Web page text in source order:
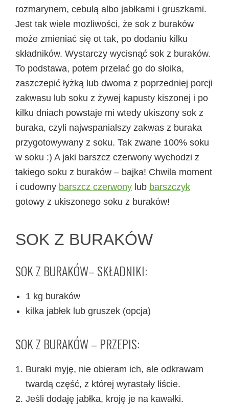
rozmarynem, cebulą albo jabłkami i gruszkami.
Jest tak wiele mozliwości, że sok z buraków
może zmieniać się ot tak, po dodaniu kilku
składników. Wystarczy wycisnąć sok z buraków.
To podstawa, potem przelać go do słoika,
zaszczepić łyżką lub dwoma z poprzedniej porcji
zakwasu lub soku z żywej kapusty kiszonej i po
kilku dniach powstaje mi wtedy ukiszony sok z
buraka, czyli najwspanialszy zakwas z buraka
przygotowywany z soku. Tak zwane 100% soku
w soku :) A jaki barszcz czerwony wychodzi z
takiego soku z buraków – bajka! Chwila moment
i cudowny barszcz czerwony lub barszczyk
gotowy z ukiszonego soku z buraków!
SOK Z BURAKÓW
SOK Z BURAKÓW– SKŁADNIKI:
1 kg buraków
kilka jabłek lub gruszek (opcja)
SOK Z BURAKÓW – PRZEPIS:
Buraki myję, nie obieram ich, ale odkrawam
twardą część, z której wyrastały liście.
Jeśli dodaję jabłka, kroję je na kawałki.